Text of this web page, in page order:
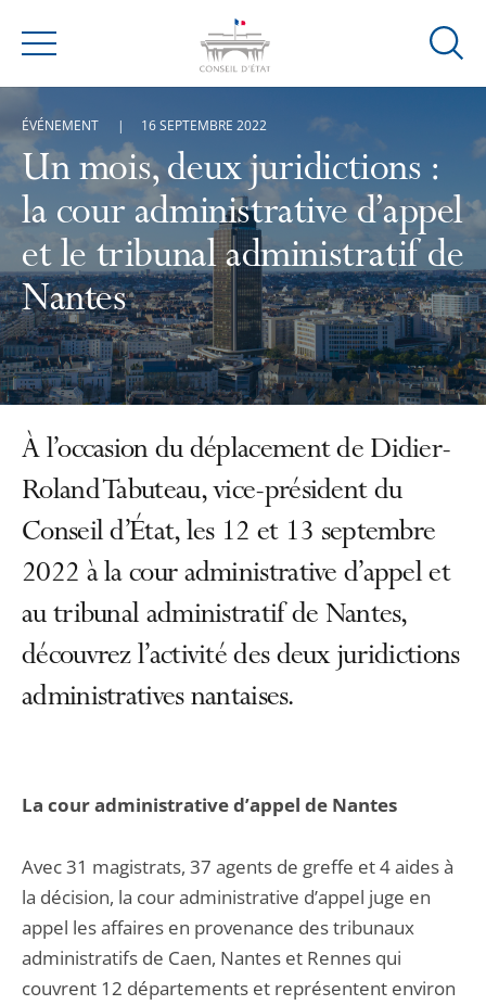
Menu
Ouvrir
Un mois, deux juridictions :
la cour administrative d’appel
et le tribunal administratif de
Nantes
ÉVÉNEMENT 16 SEPTEMBRE 2022
À l’occasion du déplacement de Didier-
Roland Tabuteau, vice-président du
Conseil d’État, les 12 et 13 septembre
2022 à la cour administrative d’appel et
au tribunal administratif de Nantes,
découvrez l’activité des deux juridictions
administratives nantaises.
La cour administrative d’appel de Nantes
Avec 31 magistrats, 37 agents de greffe et 4 aides à
la décision, la cour administrative d’appel juge en
appel les affaires en provenance des tribunaux
administratifs de Caen, Nantes et Rennes qui
couvrent 12 départements et représentent environ